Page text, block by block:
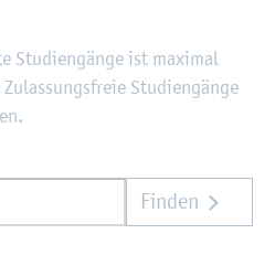
Stu­di­en­gän­ge ist ma­xi­mal
Stu­di­en­gän­ge
Finden